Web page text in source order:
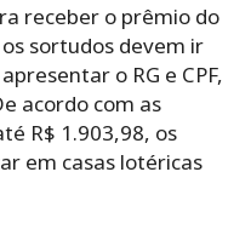
receber o prêmio do
sortudos devem ir
o RG e CPF,
acordo com as
R$ 1.903,98, os
em casas lotéricas